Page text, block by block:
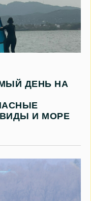
ДЕНЬ НА
И МОРЕ